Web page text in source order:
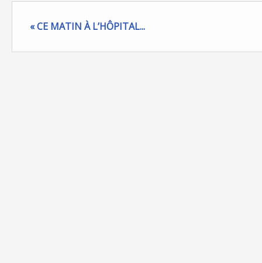
« CE MATIN À L’HÔPITAL...